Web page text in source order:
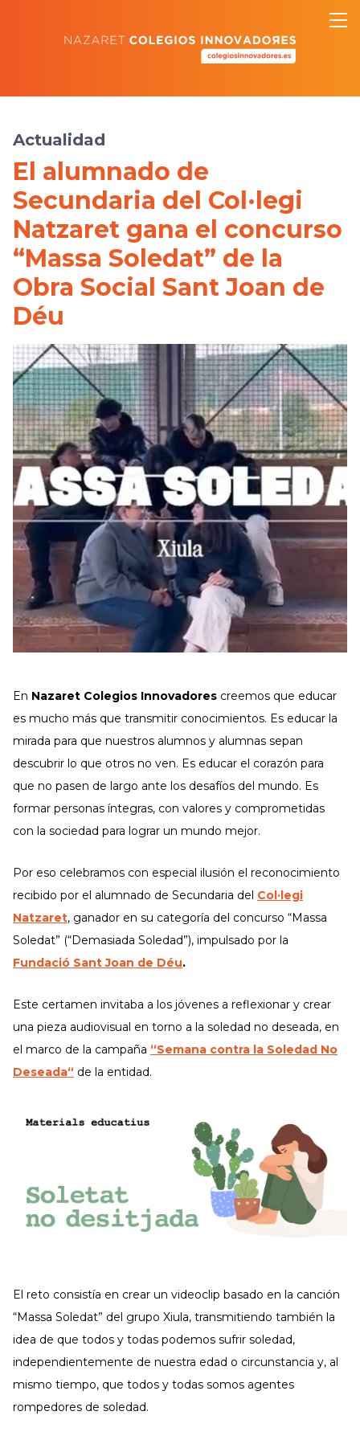
Actualidad
El alumnado de
Secundaria del Col·legi
Natzaret gana el concurso
“Massa Soledat” de la
Obra Social Sant Joan de
Déu
En Nazaret Colegios Innovadores creemos que educar
es mucho más que transmitir conocimientos. Es educar la
mirada para que nuestros alumnos y alumnas sepan
descubrir lo que otros no ven. Es educar el corazón para
que no pasen de largo ante los desafíos del mundo. Es
formar personas íntegras, con valores y comprometidas
con la sociedad para lograr un mundo mejor.
Por eso celebramos con especial ilusión el reconocimiento
recibido por el alumnado de Secundaria del Col·legi
Natzaret, ganador en su categoría del concurso “Massa
Soledat” (“Demasiada Soledad”), impulsado por la
Fundació Sant Joan de Déu.
Este certamen invitaba a los jóvenes a reflexionar y crear
una pieza audiovisual en torno a la soledad no deseada, en
el marco de la campaña “Semana contra la Soledad No
Deseada“ de la entidad.
El reto consistía en crear un videoclip basado en la canción
“Massa Soledat” del grupo Xiula, transmitiendo también la
idea de que todos y todas podemos sufrir soledad,
independientemente de nuestra edad o circunstancia y, al
mismo tiempo, que todos y todas somos agentes
rompedores de soledad.